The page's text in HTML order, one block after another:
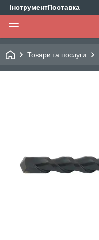
ІнструментПоставка
Товари та послуги